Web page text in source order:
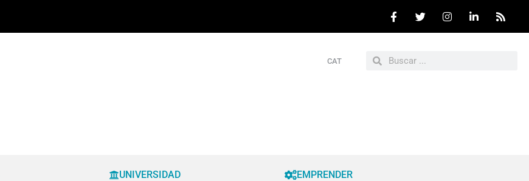
CAT
UNIVERSIDAD EMPRENDER